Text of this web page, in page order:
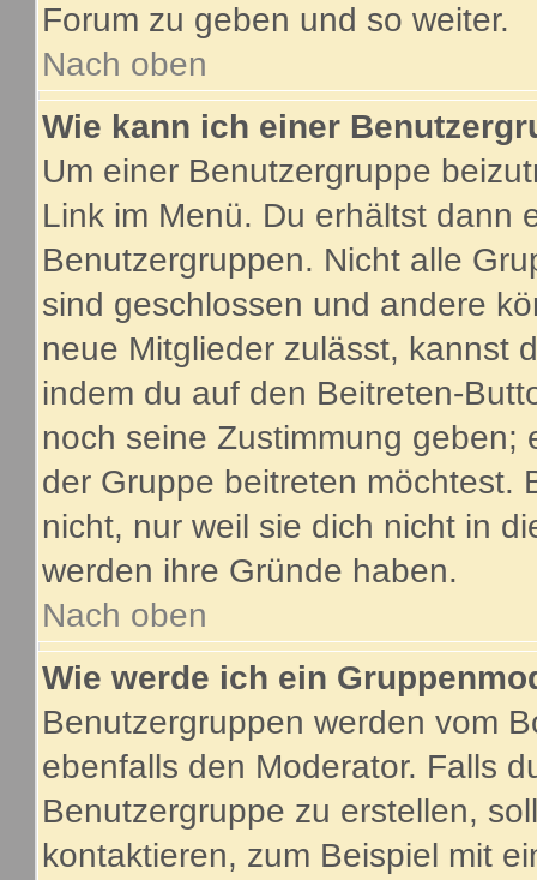
Forum zu geben und so weiter.
Nach oben
Wie kann ich einer
Um einer Benutzergruppe
Link im Menü. Du erhältst dann
Benutzergruppen. Nicht alle
sind geschlossen und andere
neue Mitglieder zulässt, kannst
indem du auf den Beitreten-
noch seine Zustimmung geben;
der Gruppe beitreten möchtest.
nicht, nur weil sie dich nicht in
werden ihre Gründe haben.
Nach oben
Wie werde ich ein
Benutzergruppen werden vom
ebenfalls den Moderator. Falls
Benutzergruppe zu erstellen,
kontaktieren, zum Beispiel mit